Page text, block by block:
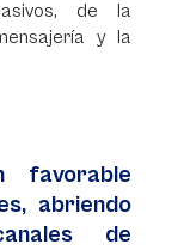
de la
y la
favorable
abriendo
de